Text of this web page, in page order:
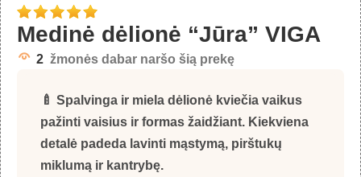
Medinė dėlionė “Jūra” VIGA
2 žmonės dabar naršo šią prekę
🍼 Spalvinga ir miela dėlionė kviečia vaikus
pažinti vaisius ir formas žaidžiant. Kiekviena
detalė padeda lavinti mąstymą, pirštukų
miklumą ir kantrybę.